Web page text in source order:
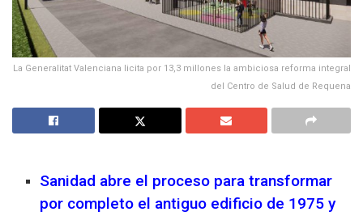
La Generalitat Valenciana licita por 13,3 millones la ambiciosa reforma integral
del Centro de Salud de Requena
Sanidad abre el proceso para transformar
por completo el antiguo edificio de 1975 y